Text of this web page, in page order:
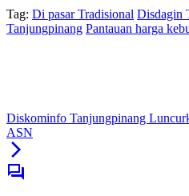
Tag: Di pasar Tradisional Disdagin
Tanjungpinang Pantauan harga
Diskominfo Tanjungpinang
ASN